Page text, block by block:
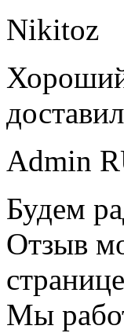
Nikitoz
Хороший
Admin
Будем
Отзыв
странице
Мы